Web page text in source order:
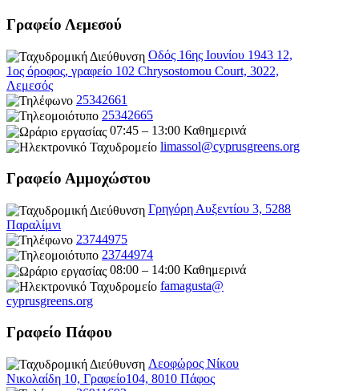
Γραφείο Λεμεσού
Οδός 16ης Ιουνίου 1943 12,
1ος όροφος, γραφείο 102 Chrysostomou Court, 3022,
Λεμεσός
25342661
25342665
07:45 – 13:00 Καθημερινά
limassol@cyprusgreens.org
Γραφείο Αμμοχώστου
Γρηγόρη Αυξεντίου 3, 5288
Παραλίμνι
23744975
23744974
08:00 – 14:00 Καθημερινά
famagusta@
cyprusgreens.org
Γραφείο Πάφου
Λεοφώρος Νίκου
Νικολαίδη 10, Γραφείο104, 8010 Πάφος